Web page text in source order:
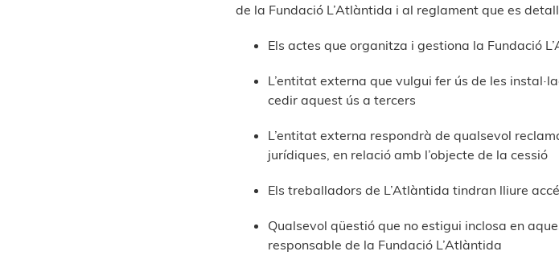
de la Fundació L’Atlàntida i al reglament que es
Els actes que organitza i gestiona la Fundació
L’entitat externa que vulgui fer ús de les
cedir aquest ús a tercers
L’entitat externa respondrà de qualsevol
jurídiques, en relació amb l’objecte de la cessió
Els treballadors de L’Atlàntida tindran lliure
Qualsevol qüestió que no estigui inclosa en
responsable de la Fundació L’Atlàntida